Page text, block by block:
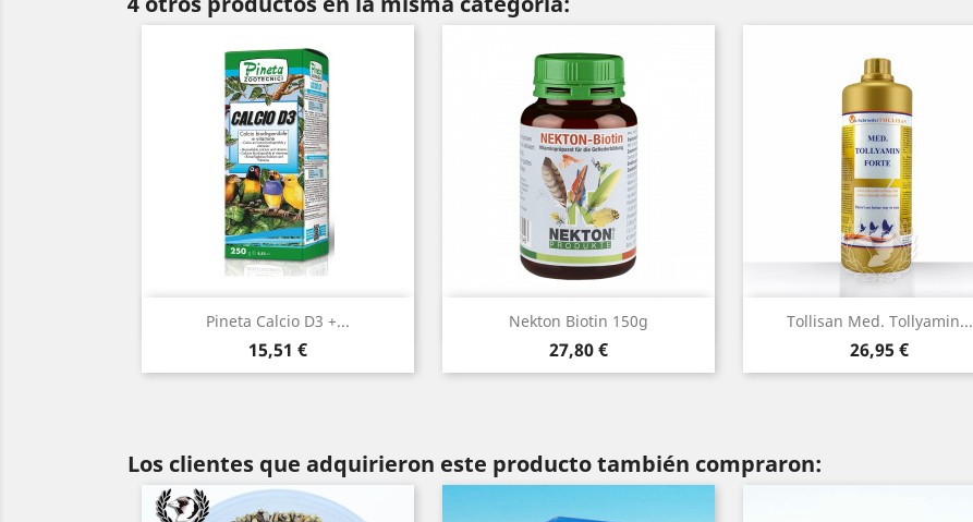
Pineta Calcio D3 +...
Precio
15,51 €
Vista rápida Nekton Biotin 150g
Precio
27,80 €
Vista rápida Tollisan Med. Tollyamin...
Precio
26,95 €
Vista rápida
Los clientes que adquirieron este producto también compraron: